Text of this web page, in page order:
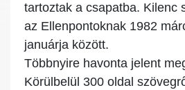
tartoztak a csapatba. Kilenc
az Ellenpontoknak 1982
januárja között.
Többnyire havonta jelent
Körülbelül 300 oldal